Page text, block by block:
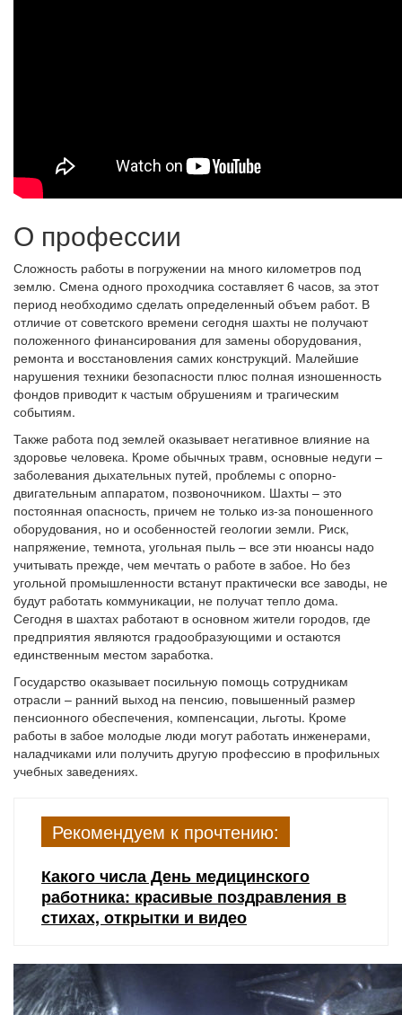
О профессии
Сложность работы в погружении на много километров под
землю. Смена одного проходчика составляет 6 часов, за этот
период необходимо сделать определенный объем работ. В
отличие от советского времени сегодня шахты не получают
положенного финансирования для замены оборудования,
ремонта и восстановления самих конструкций. Малейшие
нарушения техники безопасности плюс полная изношенность
фондов приводит к частым обрушениям и трагическим
событиям.
Также работа под землей оказывает негативное влияние на
здоровье человека. Кроме обычных травм, основные недуги –
заболевания дыхательных путей, проблемы с опорно-
двигательным аппаратом, позвоночником. Шахты – это
постоянная опасность, причем не только из-за поношенного
оборудования, но и особенностей геологии земли. Риск,
напряжение, темнота, угольная пыль – все эти нюансы надо
учитывать прежде, чем мечтать о работе в забое. Но без
угольной промышленности встанут практически все заводы, не
будут работать коммуникации, не получат тепло дома.
Сегодня в шахтах работают в основном жители городов, где
предприятия являются градообразующими и остаются
единственным местом заработка.
Государство оказывает посильную помощь сотрудникам
отрасли – ранний выход на пенсию, повышенный размер
пенсионного обеспечения, компенсации, льготы. Кроме
работы в забое молодые люди могут работать инженерами,
наладчиками или получить другую профессию в профильных
учебных заведениях.
Рекомендуем к прочтению:
Какого числа День медицинского
работника: красивые поздравления в
стихах, открытки и видео